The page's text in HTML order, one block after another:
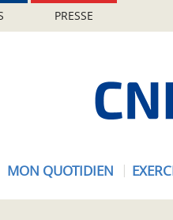
PRESSE
MON QUOTIDIEN